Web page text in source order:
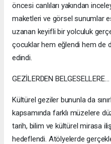
öncesi canlıları yakından
maketleri ve görsel sunumlar
uzanan keyifli bir yolculuk
çocuklar hem eğlendi hem de
edindi.
GEZİLERDEN BELGESELLERE…
Kültürel geziler bununla da
kapsamında farklı müzelere
tarih, bilim ve kültürel mirasa
hedeflendi. Atölyelerde